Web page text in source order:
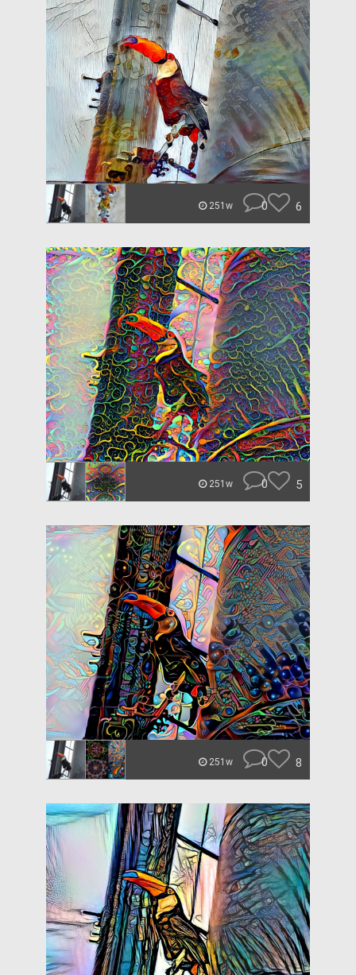
251w 0 6
251w 0 5
251w 0 8